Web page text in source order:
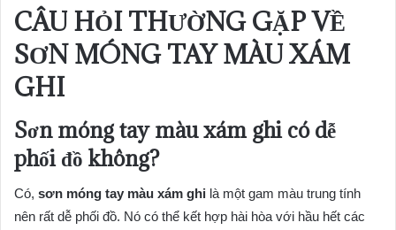
CÂU HỎI THƯỜNG GẶP VỀ
SƠN MÓNG TAY MÀU XÁM
GHI
Sơn móng tay màu xám ghi có dễ
phối đồ không?
Có, sơn móng tay màu xám ghi là một gam màu trung tính
nên rất dễ phối đồ. Nó có thể kết hợp hài hòa với hầu hết các